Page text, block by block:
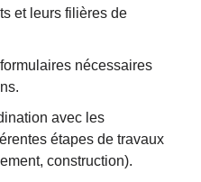
et leurs filières de
nécessaires
avec les
étapes de travaux
construction).